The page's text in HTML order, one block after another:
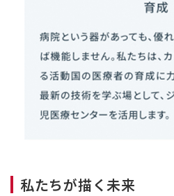
私たちが描く未来